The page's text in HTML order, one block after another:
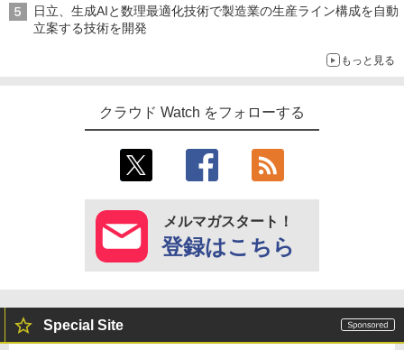
日立、生成AIと数理最適化技術で製造業の生産ライン構成を自動
立案する技術を開発
もっと見る
クラウド Watch をフォローする
メルマガスタート！
登録はこちら
Special Site